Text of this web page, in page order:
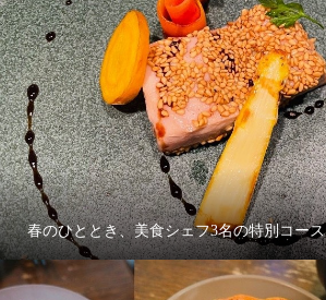
春のひととき、美食シェフ3名の特別コース